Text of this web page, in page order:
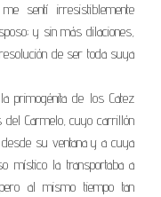
sentí irresistiblemente
y sin más dilaciones,
de ser toda suya
primogénita de los Catez
Carmelo, cuyo carrillón
su ventana y a cuya
místico la transportaba a
al mismo tiempo tan